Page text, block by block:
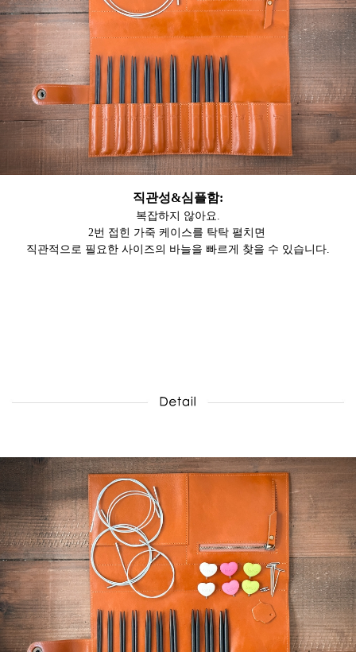
직관성&심플함:
복잡하지 않아요.
2번 접힌 가죽 케이스를 탁탁 펼치면
직관적으로 필요한 사이즈의 바늘을 빠르게 찾을 수 있습니다.